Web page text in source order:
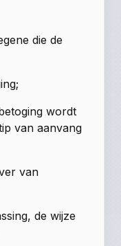
die de
wordt
van aanvang
van
de wijze